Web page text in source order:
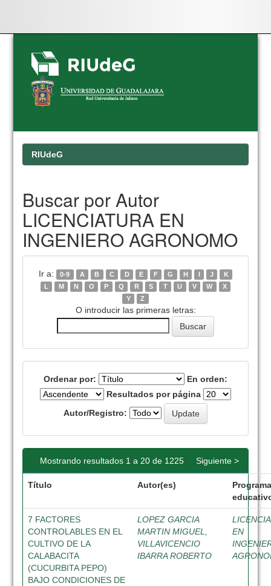
Skip
navigation
RIUdeG
Buscar por Autor
LICENCIATURA EN
INGENIERO AGRONOMO
Ir a: 0-9 A B C D E F G H I J
K
L
M N O P Q R S T U V W
X
Y
Z
O introducir las primeras letras:
Ordenar por:
En orden:
Resultados por página
Autor/Registro:
Mostrando resultados 1 a 20 de 1225 Siguiente >
Título Autor(es)
7 FACTORES
CONTROLABLES EN EL
CULTIVO DE LA
CALABACITA
(CUCURBITA PEPO)
BAJO CONDICIONES DE
LOPEZ GARCIA
MARTIN MIGUEL,
VILLAVICENCIO
IBARRA ROBERTO
EN